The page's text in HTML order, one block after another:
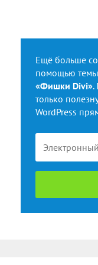
Ещё больше
помощью темы
«Фишки Divi».
только
WordPress